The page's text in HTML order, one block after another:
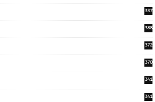
337
388
372
370
341
341